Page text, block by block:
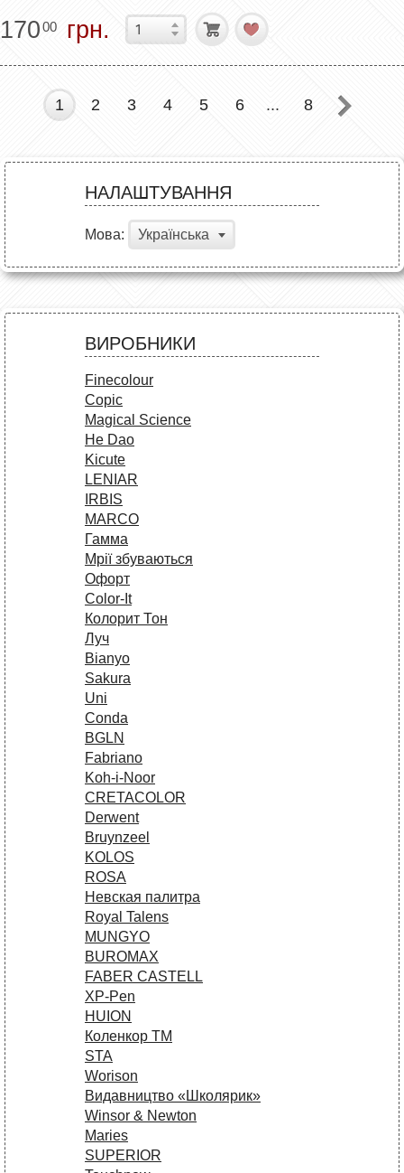
17000 грн.
1 2 3 4 5 6 ... 8
НАЛАШТУВАННЯ
Мова: Українська
ВИРОБНИКИ
Finecolour
Copic
Magical Science
He Dao
Kicute
LENIAR
IRBIS
MARCO
Гамма
Мрії збуваються
Офорт
Сolor-It
Колорит Тон
Луч
Bianyo
Sakura
Uni
Conda
BGLN
Fabriano
Koh-i-Noor
CRETACOLOR
Derwent
Bruynzeel
KOLOS
ROSA
Невская палитра
Royal Talens
MUNGYO
BUROMAX
FABER CASTELL
XP-Pen
HUION
Коленкор ТМ
STA
Worison
Видавництво «Школярик»
Winsor & Newton
Maries
SUPERIOR